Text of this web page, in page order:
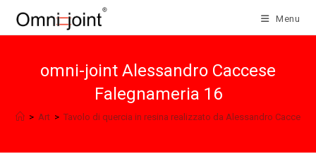
Menu
omni-joint Alessandro Caccese
Falegnameria 16
> Art > Tavolo di quercia in resina realizzato da Alessandro Caccese